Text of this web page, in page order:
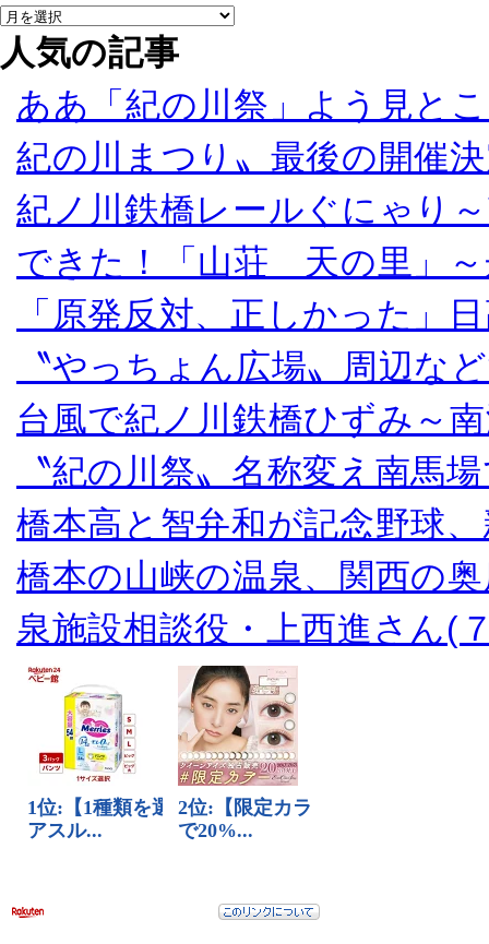
人気の記事
ああ「紀の川祭」よう見と
紀の川まつり〟最後の開催
紀ノ川鉄橋レールぐにゃり
できた！「山荘 天の里」～
「原発反対、正しかった」
〝やっちょん広場〟周辺な
台風で紀ノ川鉄橋ひずみ～
〝紀の川祭〟名称変え南馬
橋本高と智弁和が記念野球
橋本の山峡の温泉、関西の
泉施設相談役・上西進さん(